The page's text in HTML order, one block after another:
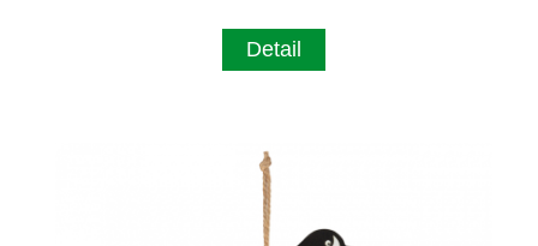
Detail